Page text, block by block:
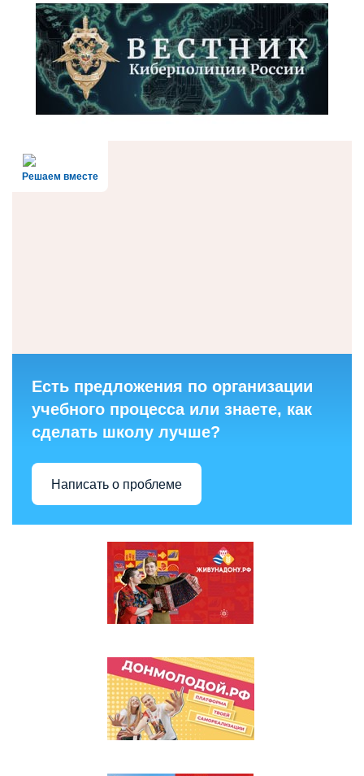
Решаем вместе
Есть предложения по организации
учебного процесса или знаете, как
сделать школу лучше?
Написать о проблеме